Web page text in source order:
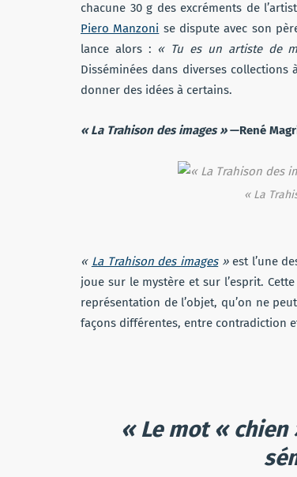
chacune 30 g des excréments de
Piero Manzoni se dispute avec son
lance alors : « Tu es un artiste de
Disséminées dans diverses collections
donner des idées à certains.
« La Trahison des images »—René
« La
« La Trahison des images»est l’une
joue sur le mystère et sur l’esprit.
représentation de l’objet, qu’on ne
façons différentes, entre contradiction
« Le mot «